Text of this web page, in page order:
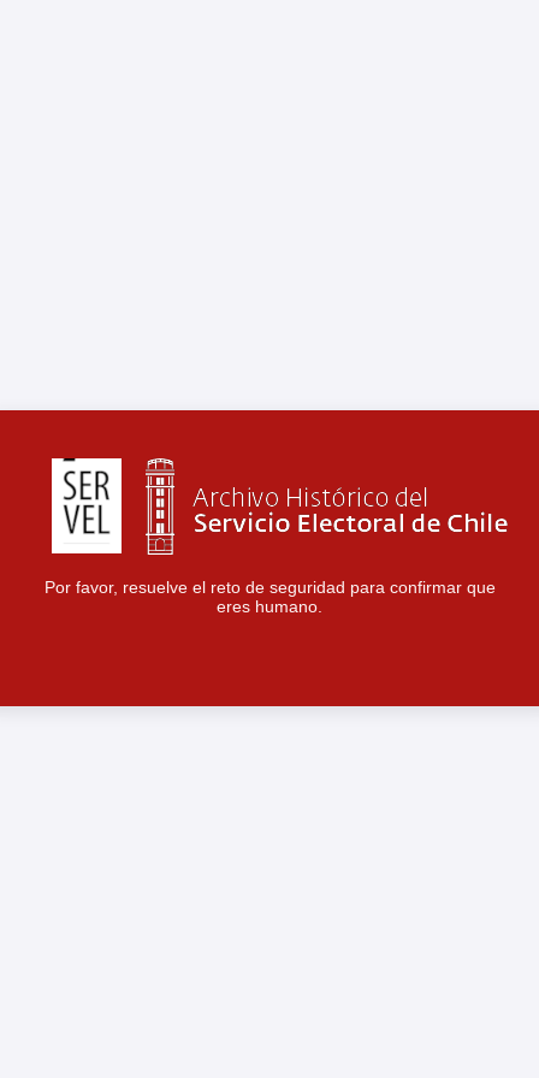
Por favor, resuelve el reto de seguridad para confirmar que
eres humano.